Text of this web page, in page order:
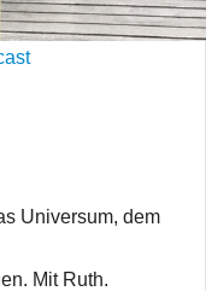
Universum, dem
Mit Ruth.